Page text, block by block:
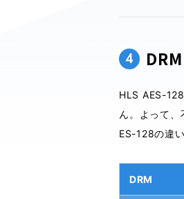
4
HLS AES-
ん。よって
ES-128の違
DRM